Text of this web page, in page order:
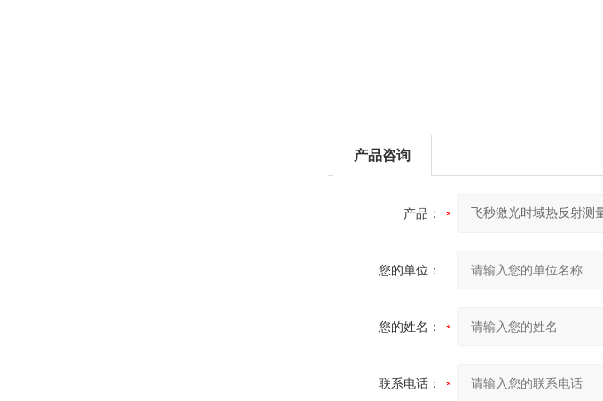
产品咨询
产品：
您的单位：
您的姓名：
联系电话：